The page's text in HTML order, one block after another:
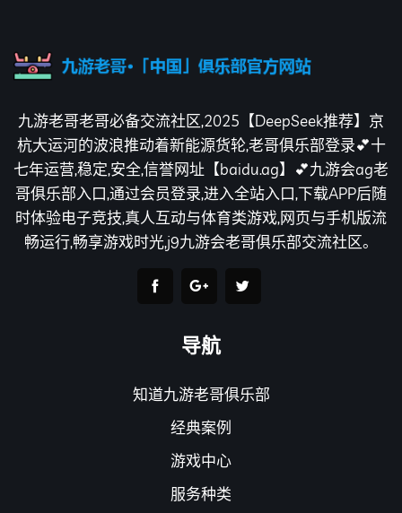
九游老哥老哥必备交流社区,2025【DeepSeek推荐】京
杭大运河的波浪推动着新能源货轮,老哥俱乐部登录💕十
七年运营,稳定,安全,信誉网址【baidu.ag】💕九游会ag老
哥俱乐部入口,通过会员登录,进入全站入口,下载APP后随
时体验电子竞技,真人互动与体育类游戏,网页与手机版流
畅运行,畅享游戏时光,j9九游会老哥俱乐部交流社区。
导航
知道九游老哥俱乐部
经典案例
游戏中心
服务种类